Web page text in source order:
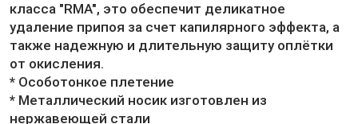
класса "RMA", это обеспечит деликатное
удаление припоя за счет капилярного эффекта, а
также надежную и длительную защиту оплётки
от окисления.
* Особотонкое плетение
* Металлический носик изготовлен из
нержавеющей стали